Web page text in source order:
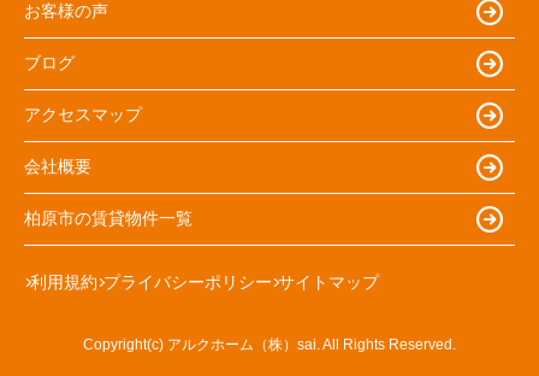
お客様の声
ブログ
アクセスマップ
会社概要
柏原市の賃貸物件一覧
利用規約 プライバシーポリシー サイトマップ
Copyright(c) アルクホーム（株）sai. All Rights Reserved.